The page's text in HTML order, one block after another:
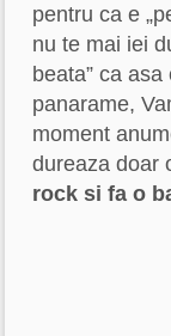
pentru ca e
nu te mai iei
beata” ca
panarame,
moment
dureaza doar
rock si fa o